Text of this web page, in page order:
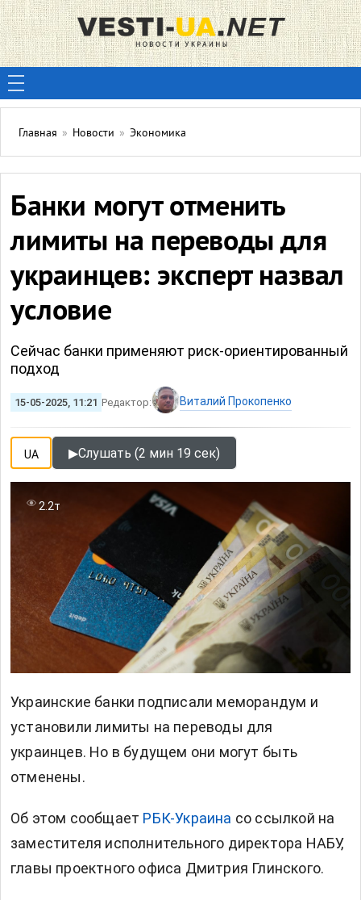
Главная » Новости » Экономика
Банки могут отменить
лимиты на переводы для
украинцев: эксперт назвал
условие
Сейчас банки применяют риск-ориентированный
подход
15-05-2025, 11:21 Редактор: Виталий Прокопенко
UA ▶Слушать (2 мин 19 сек)
2.2т
Украинские банки подписали меморандум и
установили лимиты на переводы для
украинцев. Но в будущем они могут быть
отменены.
Об этом сообщает РБК-Украина со ссылкой на
заместителя исполнительного директора НАБУ,
главы проектного офиса Дмитрия Глинского.